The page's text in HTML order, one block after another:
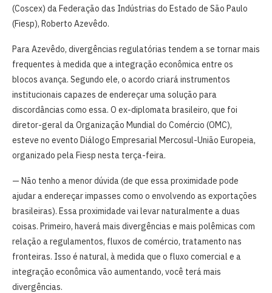
(Coscex) da Federação das Indústrias do Estado de São Paulo
(Fiesp), Roberto Azevêdo.
Para Azevêdo, divergências regulatórias tendem a se tornar mais
frequentes à medida que a integração econômica entre os
blocos avança. Segundo ele, o acordo criará instrumentos
institucionais capazes de endereçar uma solução para
discordâncias como essa. O ex-diplomata brasileiro, que foi
diretor-geral da Organização Mundial do Comércio (OMC),
esteve no evento Diálogo Empresarial Mercosul-União Europeia,
organizado pela Fiesp nesta terça-feira.
— Não tenho a menor dúvida (de que essa proximidade pode
ajudar a endereçar impasses como o envolvendo as exportações
brasileiras). Essa proximidade vai levar naturalmente a duas
coisas. Primeiro, haverá mais divergências e mais polêmicas com
relação a regulamentos, fluxos de comércio, tratamento nas
fronteiras. Isso é natural, à medida que o fluxo comercial e a
integração econômica vão aumentando, você terá mais
divergências.